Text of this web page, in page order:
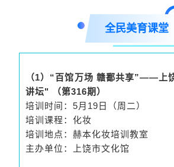
全民美育课堂
（1）“百馆万场 赣鄱共享”——上
讲坛" （第316期）
培训时间：5月19日（周二）
培训课程：化妆
培训地点：赫本化妆培训教室
主办单位：上饶市文化馆